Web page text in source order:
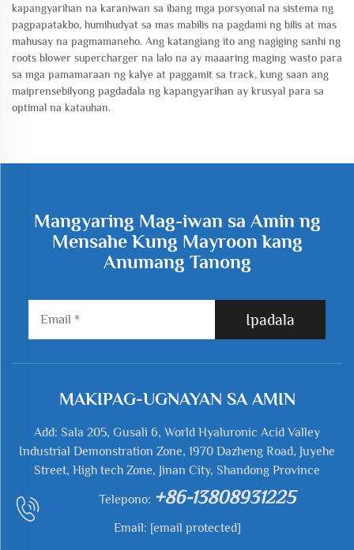
kapangyarihan na karaniwan sa ibang mga porsyonal na sistema ng
pagpapatakbo, humihudyat sa mas mabilis na pagdami ng bilis at mas
mahusay na pagmamaneho. Ang katangiang ito ang nagiging sanhi ng
roots blower supercharger na lalo na ay maaaring maging wasto para
sa mga pamamaraan ng kalye at paggamit sa track, kung saan ang
maiprensebilyong pagdadala ng kapangyarihan ay krusyal para sa
optimal na katauhan.
Mangyaring Mag-iwan sa Amin ng
Mensahe Kung Mayroon kang
Anumang Tanong
Ipadala
MAKIPAG-UGNAYAN SA AMIN
Add: Sala 205, Gusali 6, World Hyaluronic Acid Valley
Industrial Demonstration Zone, 1970 Dazheng Road, Juyehe
Street, High tech Zone, Jinan City, Shandong Province
Telepono: +86-13808931225
Email: [email protected]